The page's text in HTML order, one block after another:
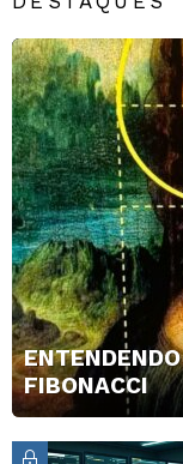
FIBONACCI